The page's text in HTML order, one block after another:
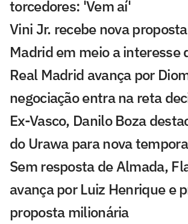
torcedores: 'Vem aí'
Vini Jr. recebe nova
Madrid em meio a interesse
Real Madrid avança por
negociação entra na reta
Ex-Vasco, Danilo Boza
do Urawa para nova
Sem resposta de Almada,
avança por Luiz Henrique e
proposta milionária